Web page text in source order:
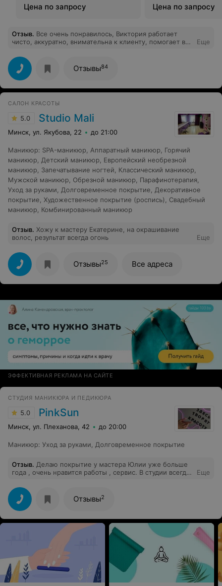
Цена по запросу Цена по запросу
Отзыв. Все очень понравилось, Виктория работает
чисто, аккуратно, внимательна к клиенту, помогает в
Еще
Отзывы84
САЛОН КРАСОТЫ
5.0 Studio Mali
Минск, ул. Якубова, 22 до 21:00
Маникюр: SPA-маникюр, Аппаратный маникюр, Горячий
маникюр, Детский маникюр, Европейский необрезной
маникюр, Запечатывание ногтей, Классический маникюр,
Мужской маникюр, Обрезной маникюр, Парафинотерапия,
Уход за руками, Долговременное покрытие, Декоративное
покрытие, Художественное покрытие (роспись), Свадебный
маникюр, Комбинированный маникюр
Отзыв. Хожу к мастеру Екатерине, на окрашивание
волос, результат всегда огонь
Еще
Отзывы25 Все адреса
ЭФФЕКТИВНАЯ РЕКЛАМА НА САЙТЕ
СТУДИЯ МАНИКЮРА И ПЕДИКЮРА
5.0 PinkSun
Минск, ул. Плеханова, 42 до 20:00
Маникюр: Уход за руками, Долговременное покрытие
Отзыв. Делаю покрытие у мастера Юлии уже больше
года , очень нравится работы , сервис. В студии всегда
красивом подносе с угощением. Рекомендую !
Еще
Отзывы2